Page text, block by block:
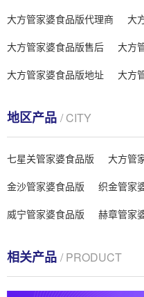
大方管家婆食品版代理商
大
大方管家婆食品版售后
大方
大方管家婆食品版地址
大方
地区产品 / CITY
七星关管家婆食品版 大方管
金沙管家婆食品版
织金管家
威宁管家婆食品版
赫章管家
相关产品 / PRODUCT